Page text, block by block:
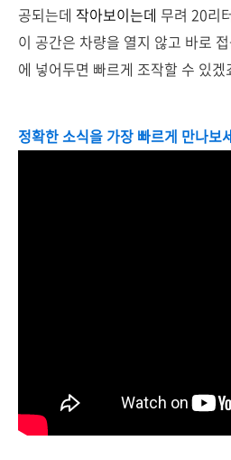
공되는데 작아보이는데 무려 20리
이 공간은 차량을 열지 않고 바로
에 넣어두면 빠르게 조작할 수 있겠
정확한 소식을 가장 빠르게 만나보